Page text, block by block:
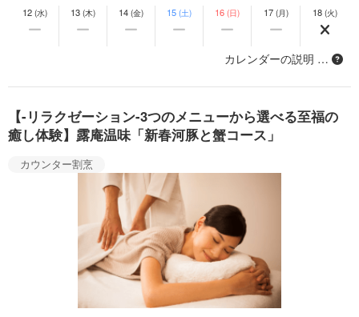
12 (水) 13 (木) 14 (金) 15 (土) 16 (日) 17 (月) 18 (火)
カレンダーの説明 …
【-リラクゼーション-3つのメニューから選べる至福の
癒し体験】露庵温味「新春河豚と蟹コース」
カウンター割烹